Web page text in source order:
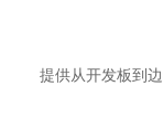
提供从开发板到